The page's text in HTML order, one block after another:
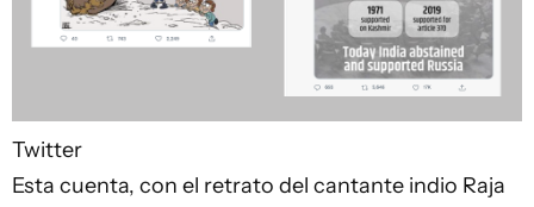
Twitter
Esta cuenta, con el retrato del cantante indio Raja